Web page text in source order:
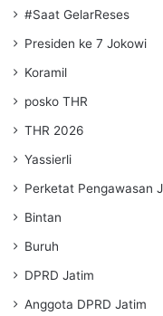
#Saat GelarReses
Presiden ke 7 Jokowi
Koramil
posko THR
THR 2026
Yassierli
Perketat Pengawasan
Bintan
Buruh
DPRD Jatim
Anggota DPRD Jatim